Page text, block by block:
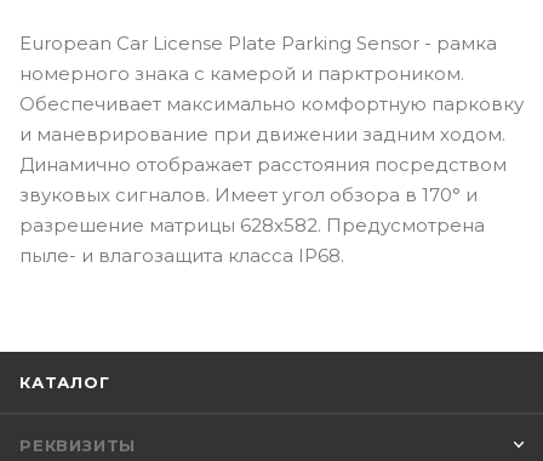
European Car License Plate Parking Sensor - рамка
номерного знака с камерой и парктроником.
Обеспечивает максимально комфортную парковку
и маневрирование при движении задним ходом.
Динамично отображает расстояния посредством
звуковых сигналов. Имеет угол обзора в 170° и
разрешение матрицы 628х582. Предусмотрена
пыле- и влагозащита класса IP68.
КАТАЛОГ
РЕКВИЗИТЫ